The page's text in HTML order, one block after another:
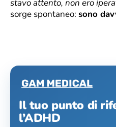
stavo attento, non ero
sorge spontaneo: sono
Il tuo punto di
l’ADHD